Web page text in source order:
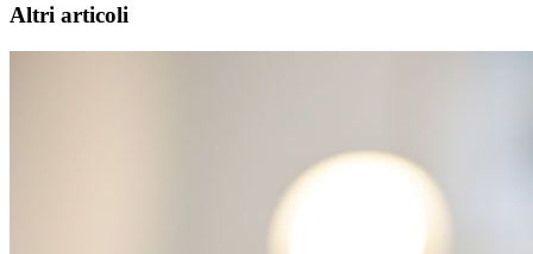
Altri articoli